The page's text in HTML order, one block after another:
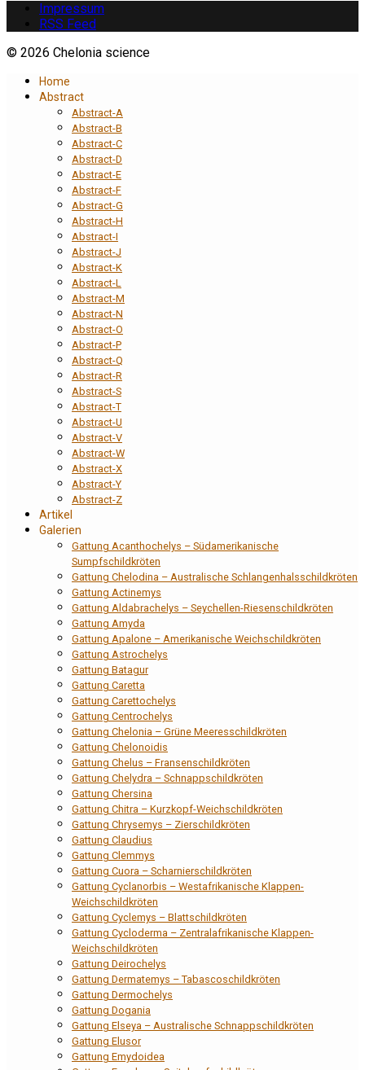
Impressum
RSS Feed
© 2026 Chelonia science
Home
Abstract
Abstract-A
Abstract-B
Abstract-C
Abstract-D
Abstract-E
Abstract-F
Abstract-G
Abstract-H
Abstract-I
Abstract-J
Abstract-K
Abstract-L
Abstract-M
Abstract-N
Abstract-O
Abstract-P
Abstract-Q
Abstract-R
Abstract-S
Abstract-T
Abstract-U
Abstract-V
Abstract-W
Abstract-X
Abstract-Y
Abstract-Z
Artikel
Galerien
Gattung Acanthochelys – Südamerikanische
Sumpfschildkröten
Gattung Chelodina – Australische Schlangenhalsschildkröten
Gattung Actinemys
Gattung Aldabrachelys – Seychellen-Riesenschildkröten
Gattung Amyda
Gattung Apalone – Amerikanische Weichschildkröten
Gattung Astrochelys
Gattung Batagur
Gattung Caretta
Gattung Carettochelys
Gattung Centrochelys
Gattung Chelonia – Grüne Meeresschildkröten
Gattung Chelonoidis
Gattung Chelus – Fransenschildkröten
Gattung Chelydra – Schnappschildkröten
Gattung Chersina
Gattung Chitra – Kurzkopf-Weichschildkröten
Gattung Chrysemys – Zierschildkröten
Gattung Claudius
Gattung Clemmys
Gattung Cuora – Scharnierschildkröten
Gattung Cyclanorbis – Westafrikanische Klappen-
Weichschildkröten
Gattung Cyclemys – Blattschildkröten
Gattung Cycloderma – Zentralafrikanische Klappen-
Weichschildkröten
Gattung Deirochelys
Gattung Dermatemys – Tabascoschildkröten
Gattung Dermochelys
Gattung Dogania
Gattung Elseya – Australische Schnappschildkröten
Gattung Elusor
Gattung Emydoidea